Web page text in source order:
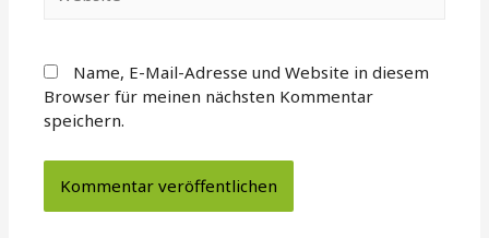
Name, E-Mail-Adresse und Website in diesem
Browser für meinen nächsten Kommentar
speichern.